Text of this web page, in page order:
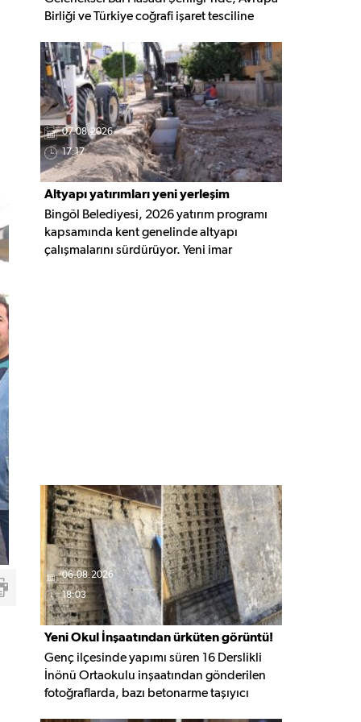
Birliği ve Türkiye coğrafi işaret tesciline
gerçekleştirildi. Programa YÖKAK Başkanı
Prof. Dr. Ümit Kocabıçak ile çok sayıda
kurum temsilcisi katıldı.
07.08.2026
17:17
Altyapı yatırımları yeni yerleşim
alanlarına taşınıyor
Bingöl Belediyesi, 2026 yatırım programı
kapsamında kent genelinde altyapı
çalışmalarını sürdürüyor. Yeni imar
06.08.2026
18:03
Yeni Okul İnşaatından ürküten görüntü!
Genç ilçesinde yapımı süren 16 Derslikli
İnönü Ortaokulu inşaatından gönderilen
fotoğraflarda, bazı betonarme taşıyıcı